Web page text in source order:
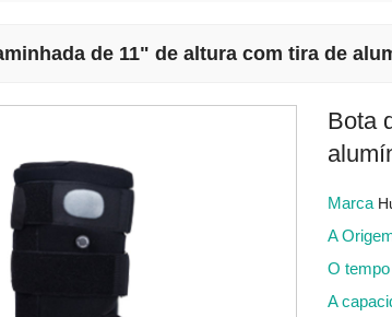
de 11" de altura com tira de
Bota
Marca
A
O
A